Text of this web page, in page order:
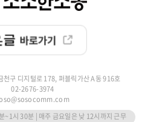
천구 디지털로 178, 퍼블릭가산 A동 916호
02-2676-3974
~1시 30분 | 매주 금요일은 낮 12시까지 근무